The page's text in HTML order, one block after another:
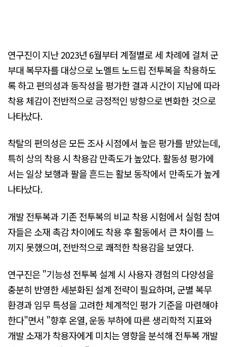
연구진이 지난 2023년 6월부터 계절별로 세 차례에 걸쳐 군
부대 복무자를 대상으로 노멜트 노드립 전투복을 착용하도
록 하고 편의성과 동작성을 평가한 결과 시간이 지남에 따라
착용 체감이 전반적으로 긍정적인 방향으로 변화한 것으로
나타났다.
착탈의 편의성은 모든 조사 시점에서 높은 평가를 받았는데,
특히 상의 착용 시 착용감 만족도가 높았다. 활동성 평가에
서는 일상 보행과 팔을 흔드는 활보 동작에서 만족도가 높게
나타났다.
개발 전투복과 기존 전투복의 비교 착용 시험에서 실험 참여
자들은 소재 촉감 차이에도 착용 후 활동에서 큰 차이를 느
끼지 못했으며, 전반적으로 쾌적한 착용감을 보였다.
연구진은 "기능성 전투복 설계 시 사용자 경험의 다양성을
충분히 반영한 세분화된 설계 전략이 필요하며, 군별 복무
환경과 임무 특성을 고려한 체계적인 평가 기준을 마련해야
한다"면서 "향후 온열, 운동 부하에 따른 생리학적 지표와
개발 소재가 착용자에게 미치는 영향을 분석해 전투복 개발